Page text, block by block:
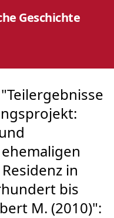
Geschichte
in
bis
M. (2010)":